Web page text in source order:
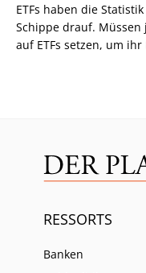
ETFs haben die
Schippe drauf. Müssen
auf ETFs setzen, um
RESSORTS
Banken